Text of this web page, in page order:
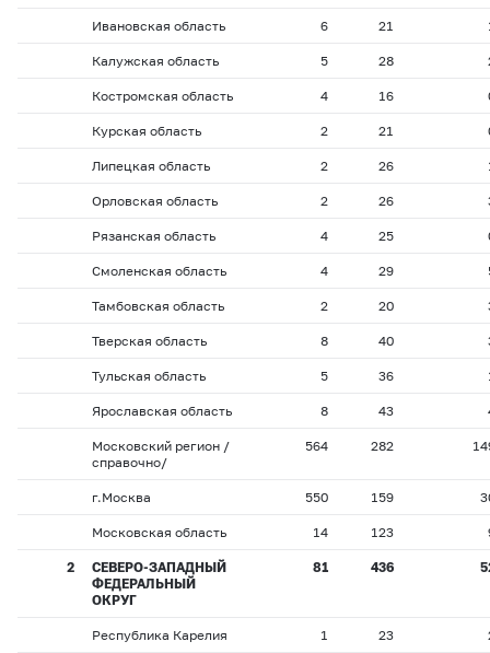
Ивановская область 6 21
Калужская область 5 28
Костромская область 4 16
Курская область 2 21
Липецкая область 2 26
Орловская область 2 26
Рязанская область 4 25
Смоленская область 4 29
Тамбовская область 2 20
Тверская область 8 40
Тульская область 5 36
Ярославская область 8 43
Московский регион /
справочно/
564 282
г.Москва 550 159
Московская область 14 123
2
СЕВЕРО-ЗАПАДНЫЙ
ФЕДЕРАЛЬНЫЙ
ОКРУГ
81 436
Республика Карелия 1 23